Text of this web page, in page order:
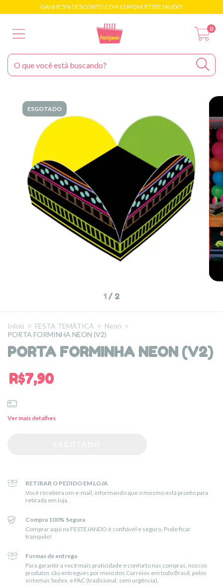
GANHE 5% DESCONTO COM CUPOM 'FESTEJANDO'
0
ESGOTADO
1 / 2
Início > FESTA TEMÁTICA > Neon >
PORTA FORMINHA NEON (V2)
PORTA FORMINHA NEON (V2)
R$7,90
Ver mais detalhes
RETIRAR O PEDIDO EM LOJA
Você recebera um e-mail, informando que o mesmo está pronto para
retirada em loja.
Compra 100% Segura
Comprar aqui na FESTEJANDO é confiável e seguro. Pode ficar
tranquilo!
Formas de entrega
Para garantir a você mais praticidade e conforto nas compras, nossos
produtos são entregues por meio dos Correios em todo Brasil, pelos
sistemas Sedex, e PAC (tradicional, sem urgência).